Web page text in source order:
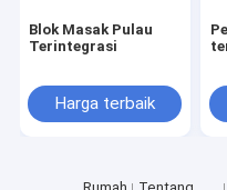
Blok Masak Pulau
Terintegrasi
Harga terbaik